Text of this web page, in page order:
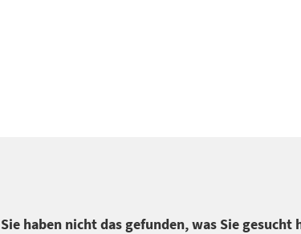
Sie haben nicht das gefunden, was Sie gesucht